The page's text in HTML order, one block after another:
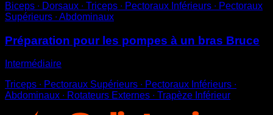
Biceps ∙ Dorsaux ∙ Triceps ∙ Pectoraux Inférieurs ∙ Pectoraux
Supérieurs ∙ Abdominaux
Préparation pour les pompes à un bras Bruce
Intermédiaire
Triceps ∙ Pectoraux Supérieurs ∙ Pectoraux Inférieurs ∙
Abdominaux ∙ Rotateurs Externes ∙ Trapèze Inférieur